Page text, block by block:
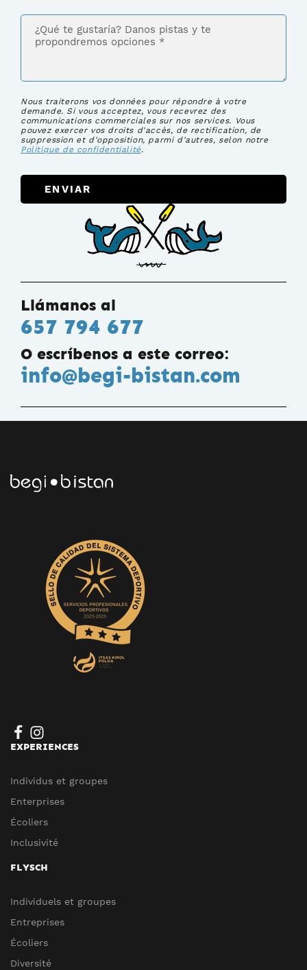
Nous traiterons vos données pour répondre à votre
demande. Si vous acceptez, vous recevrez des
communications commerciales sur nos services. Vous
pouvez exercer vos droits d'accès, de rectification, de
suppression et d'opposition, parmi d'autres, selon notre
Politique de confidentialité.
ENVIAR
Llámanos al
657 794 677
O escríbenos a este correo:
info@begi-bistan.com
EXPERIENCES
Individus et groupes
Enterprises
Écoliers
Inclusivité
FLYSCH
Individuels et groupes
Entreprises
Écoliers
Diversité